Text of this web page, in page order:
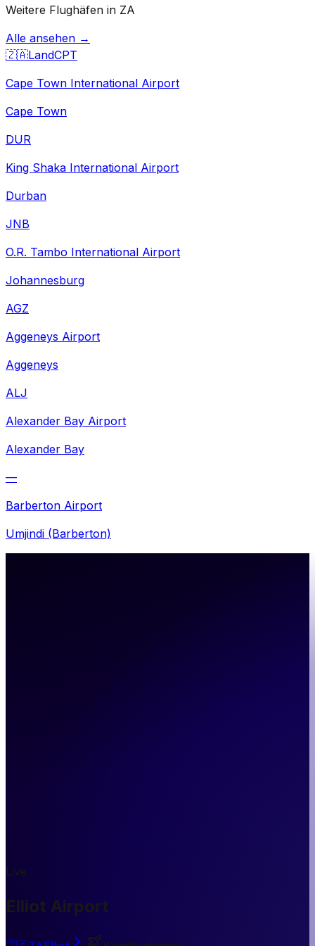
Weitere Flughäfen in ZA
Alle ansehen →
🇿🇦LandCPT
Cape Town International Airport
Cape Town
DUR
King Shaka International Airport
Durban
JNB
O.R. Tambo International Airport
Johannesburg
AGZ
Aggeneys Airport
Aggeneys
ALJ
Alexander Bay Airport
Alexander Bay
—
Barberton Airport
Umjindi (Barberton)
Live
Elliot Airport